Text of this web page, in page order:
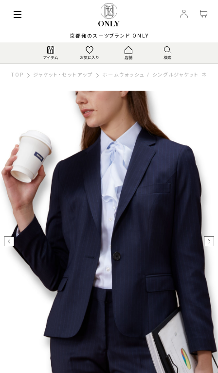
京都発のスーツブランド ONLY
TOP ジャケット・セットアップ ホームウォッシュ / シングルジャケット ネイ